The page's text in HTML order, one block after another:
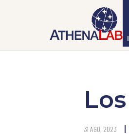
31 AGO, 2023